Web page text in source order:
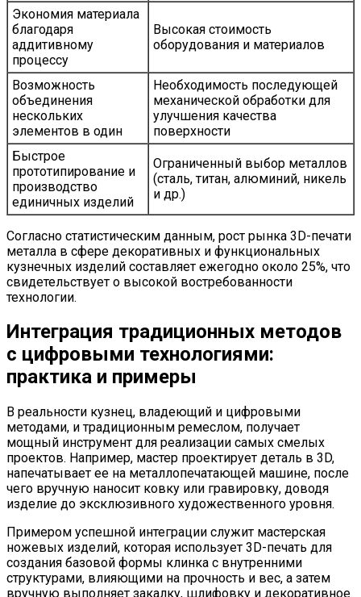
Экономия материала
благодаря
аддитивному
процессу
Высокая стоимость
оборудования и материалов
Возможность
объединения
нескольких
элементов в один
Необходимость последующей
механической обработки для
улучшения качества
поверхности
Быстрое
прототипирование и
производство
единичных изделий
Ограниченный выбор металлов
(сталь, титан, алюминий, никель
и др.)
Согласно статистическим данным, рост рынка 3D-печати
металла в сфере декоративных и функциональных
кузнечных изделий составляет ежегодно около 25%, что
свидетельствует о высокой востребованности
технологии.
Интеграция традиционных методов
с цифровыми технологиями:
практика и примеры
В реальности кузнец, владеющий и цифровыми
методами, и традиционным ремеслом, получает
мощный инструмент для реализации самых смелых
проектов. Например, мастер проектирует деталь в 3D,
напечатывает ее на металлопечатающей машине, после
чего вручную наносит ковку или гравировку, доводя
изделие до эксклюзивного художественного уровня.
Примером успешной интеграции служит мастерская
ножевых изделий, которая использует 3D-печать для
создания базовой формы клинка с внутренними
структурами, влияющими на прочность и вес, а затем
вручную выполняет закалку, шлифовку и декоративное